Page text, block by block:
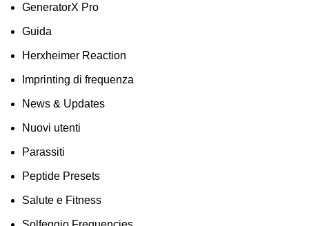
GeneratorX Pro
Guida
Herxheimer Reaction
Imprinting di frequenza
News & Updates
Nuovi utenti
Parassiti
Peptide Presets
Salute e Fitness